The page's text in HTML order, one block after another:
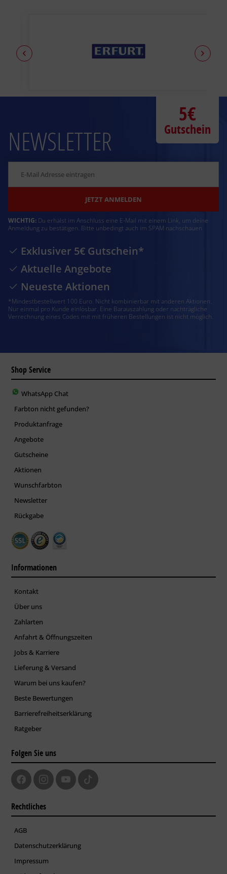
NEWSLETTER
JETZT ANMELDEN
WICHTIG: Du erhälst im Anschluss eine E-Mail mit einem Link, um deine
Anmeldung zu bestätigen. Bitte unbedingt auch im SPAM nachschauen
Exklusiver 5€ Gutschein*
Aktuelle Angebote
Neueste Aktionen
*Mindestbestellwert 100 Euro. Nicht kombinierbar mit anderen Aktionen.
Nur einmal pro Kunde einlösbar. Eine Barauszahlung oder nachträgliche
Verrechnung eines Codes mit mit früheren Bestellungen ist nicht möglich.
5€
Gutschein
Shop Service
WhatsApp Chat
Farbton nicht gefunden?
Produktanfrage
Angebote
Gutscheine
Aktionen
Wunschfarbton
Newsletter
Rückgabe
Informationen
Kontakt
Über uns
Zahlarten
Anfahrt & Öffnungszeiten
Jobs & Karriere
Lieferung & Versand
Warum bei uns kaufen?
Beste Bewertungen
Barrierefreiheitserklärung
Ratgeber
Folgen Sie uns
Rechtliches
AGB
Datenschutzerklärung
Impressum